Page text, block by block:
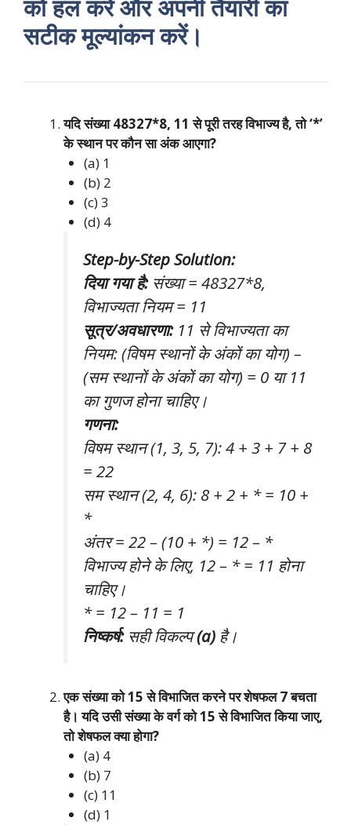
को हल करें और अपनी तैयारी का
सटीक मूल्यांकन करें।
यदि संख्या 48327*8, 11 से पूरी तरह विभाज्य है, तो ‘*’
के स्थान पर कौन सा अंक आएगा?
(a) 1
(b) 2
(c) 3
(d) 4
Step-by-Step Solution:
दिया गया है:संख्या = 48327*8,
विभाज्यता नियम = 11
सूत्र/अवधारणा:11 से विभाज्यता का
नियम: (विषम स्थानों के अंकों का योग) –
(सम स्थानों के अंकों का योग) = 0 या 11
का गुणज होना चाहिए।
गणना:
विषम स्थान (1, 3, 5, 7): 4 + 3 + 7 + 8
= 22
सम स्थान (2, 4, 6): 8 + 2 + * = 10 +
*
अंतर = 22 – (10 + *) = 12 – *
विभाज्य होने के लिए, 12 – * = 11 होना
चाहिए।
* = 12 – 11 = 1
निष्कर्ष:सही विकल्प(a) है।
एक संख्या को 15 से विभाजित करने पर शेषफल 7 बचता
है। यदि उसी संख्या के वर्ग को 15 से विभाजित किया जाए,
तो शेषफल क्या होगा?
(a) 4
(b) 7
(c) 11
(d) 1